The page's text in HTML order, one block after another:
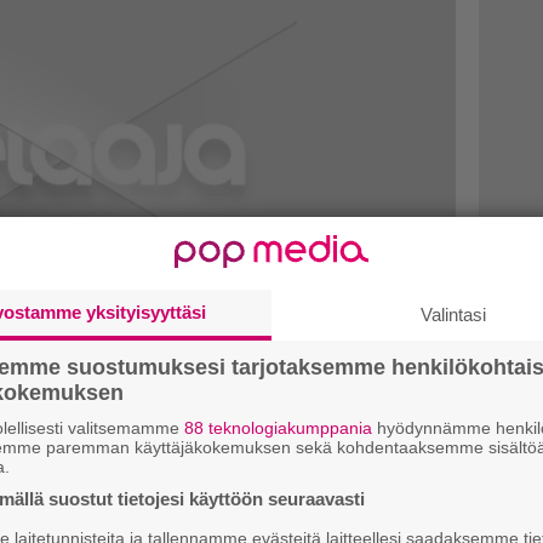
yhteistyöhön
kanssa
Jarvis tekee uuden pelin
yksityisyyttäsi Valintasi
suostumuksesi tarjotaksemme
valitsemamme 88 teknologiakumppania hyödynnämme
paremman käyttäjäkokemuksen sekä kohdentaaksemme
suostut tietojesi käyttöön seuraavasti
laitetunnisteita ja tallennamme evästeitä laitteellesi saadaksemme